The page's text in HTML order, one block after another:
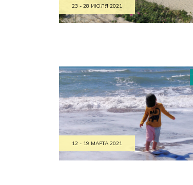
23 - 28 ИЮЛЯ 2021
12 - 19 МАРТА 2021